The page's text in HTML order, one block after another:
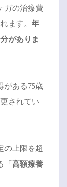
ガの治療費
ます。 年
がありま
がある75歳
されてい
の上限を超
「 高額療養